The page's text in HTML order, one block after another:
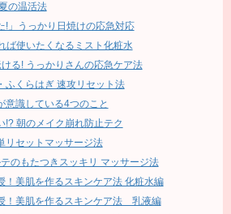
の温活法
!」うっかり日焼けの応急対応
ば使いたくなるミスト化粧水
る! うっかりさんの応急ケア法
ふくらはぎ 速攻リセット法
意識している4つのこと
!? 朝のメイク崩れ防止テク
セットマッサージ法
のもたつきスッキリ マッサージ法
！美肌を作るスキンケア法 化粧水編
！美肌を作るスキンケア法 乳液編